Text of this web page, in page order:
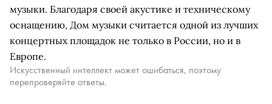
музыки. Благодаря своей акустике и техническому
оснащению, Дом музыки считается одной из лучших
концертных площадок не только в России, но и в
Европе.
Искусственный интеллект может ошибаться, поэтому
перепроверяйте ответы.